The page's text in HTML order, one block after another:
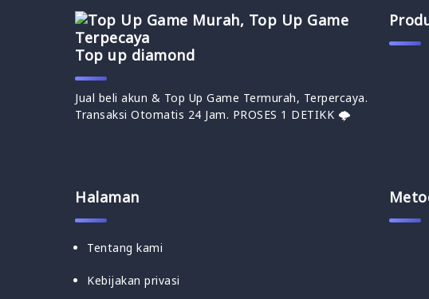
Top up diamond
Jual beli akun & Top Up Game Termurah, Terpercaya.
Transaksi Otomatis 24 Jam. PROSES 1 DETIKK 🌩
Halaman
Tentang kami
Kebijakan privasi